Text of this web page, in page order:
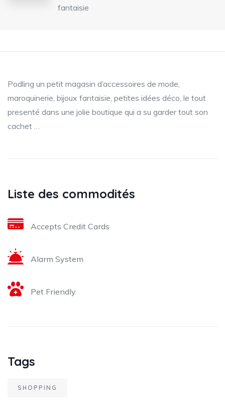
fantaisie
Podling un petit magasin d’accessoires de mode,
maroquinerie, bijoux fantaisie, petites idées déco, le tout
presenté dans une jolie boutique qui a su garder tout son
cachet …
Liste des commodités
Accepts Credit Cards
Alarm System
Pet Friendly
Tags
SHOPPING